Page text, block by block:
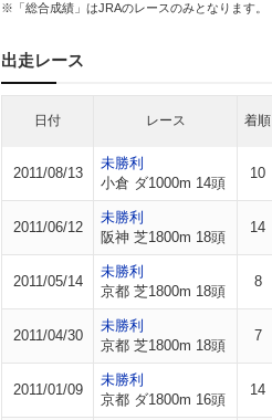
※「総合成績」はJRAのレースのみとなります。
出走レース
日付 レース 着順
2011/08/13
未勝利
小倉 ダ1000m 14頭
10
2011/06/12
未勝利
阪神 芝1800m 18頭
14
2011/05/14
未勝利
京都 芝1800m 18頭
8
2011/04/30
未勝利
京都 芝1800m 18頭
7
2011/01/09
未勝利
京都 ダ1800m 16頭
14